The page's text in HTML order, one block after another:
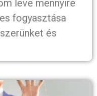
leve mennyire
fogyasztása
és